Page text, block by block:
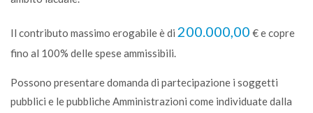
Il contributo massimo erogabile è di 200.000,00 € e copre
fino al 100% delle spese ammissibili.
Possono presentare domanda di partecipazione i soggetti
pubblici e le pubbliche Amministrazioni come individuate dalla